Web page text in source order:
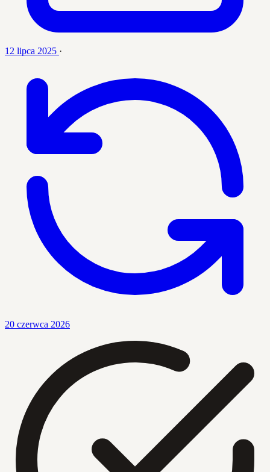
12 lipca 2025 ·
20 czerwca 2026